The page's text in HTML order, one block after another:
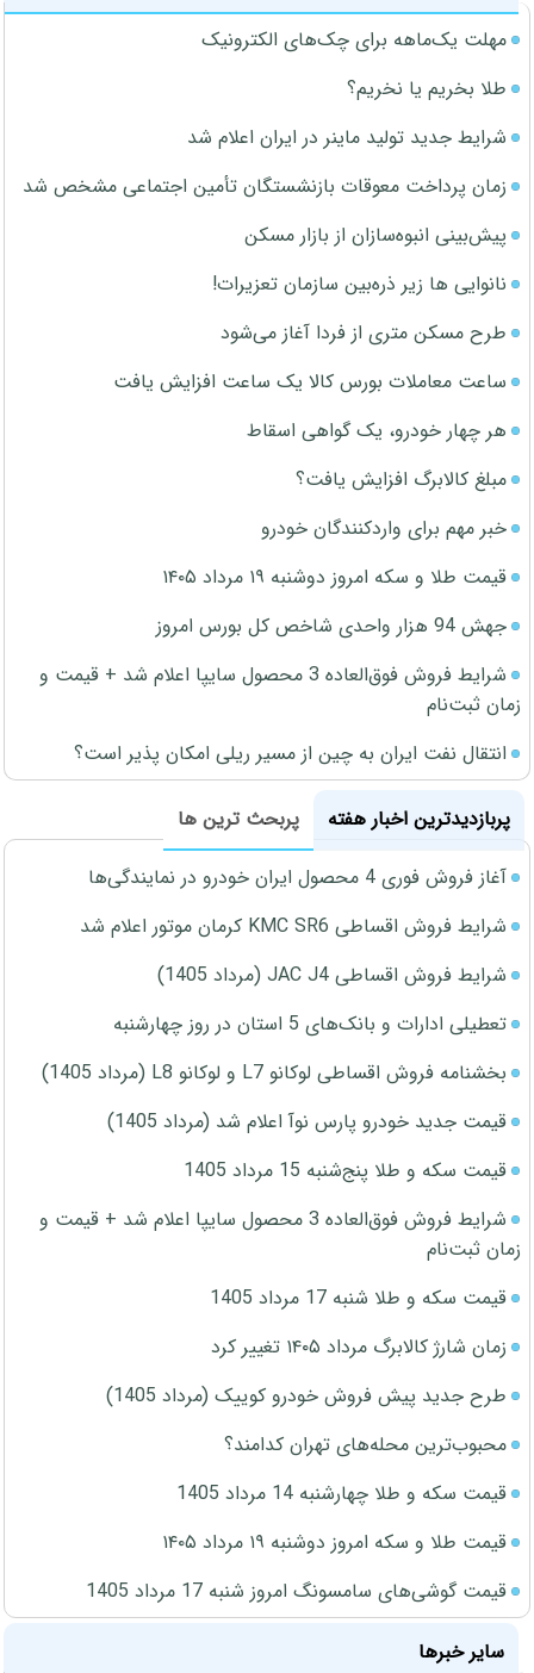
مهلت یک‌ماهه برای چک‌های الکترونیک
طلا بخریم یا نخریم؟
شرایط جدید تولید ماینر در ایران اعلام شد
زمان پرداخت معوقات بازنشستگان تأمین اجتماعی مشخص شد
پیش‌بینی انبوه‌سازان از بازار مسکن
نانوایی ها زیر ذره‌بین سازمان تعزیرات!
طرح مسکن متری از فردا آغاز می‌شود
ساعت معاملات بورس کالا یک ساعت افزایش یافت
هر چهار خودرو، یک گواهی اسقاط
مبلغ کالابرگ افزایش یافت؟
خبر مهم برای واردکنندگان خودرو
قیمت طلا و سکه امروز دوشنبه ۱۹ مرداد ۱۴۰۵
جهش 94 هزار واحدی شاخص کل بورس امروز
شرایط فروش فوق‌العاده 3 محصول سایپا اعلام شد + قیمت و
زمان ثبت‌نام
انتقال نفت ایران به چین از مسیر ریلی امکان پذیر است؟
پربازدیدترین اخبار هفته
پربحث ترین ها
آغاز فروش فوری 4 محصول ایران خودرو در نمایندگی‌ها
شرایط فروش اقساطی KMC SR6 کرمان موتور اعلام شد
شرایط فروش اقساطی JAC J4 (مرداد 1405)
تعطیلی ادارات و بانک‌های 5 استان در روز چهارشنبه
بخشنامه فروش اقساطی لوکانو L7 و لوکانو L8 (مرداد 1405)
قیمت جدید خودرو پارس نوآ اعلام شد (مرداد 1405)
قیمت سکه و طلا پنج‌شنبه 15 مرداد 1405
شرایط فروش فوق‌العاده 3 محصول سایپا اعلام شد + قیمت و
زمان ثبت‌نام
قیمت سکه و طلا شنبه 17 مرداد 1405
زمان شارژ کالابرگ مرداد ۱۴۰۵ تغییر کرد
طرح جدید پیش فروش خودرو کوییک (مرداد 1405)
محبوب‌ترین محله‌های تهران کدامند؟
قیمت سکه و طلا چهارشنبه 14 مرداد 1405
قیمت طلا و سکه امروز دوشنبه ۱۹ مرداد ۱۴۰۵
قیمت گوشی‌های سامسونگ امروز شنبه 17 مرداد 1405
سایر خبرها